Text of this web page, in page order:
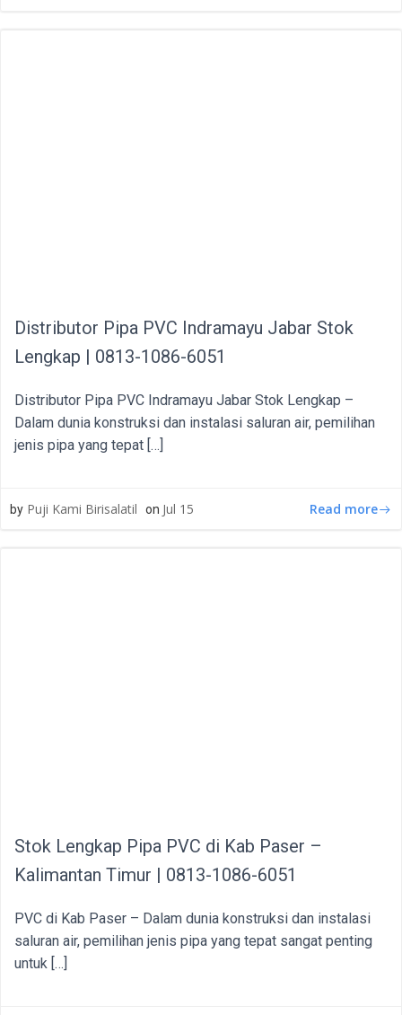
Distributor Pipa PVC Indramayu Jabar Stok
Lengkap | 0813-1086-6051
Distributor Pipa PVC Indramayu Jabar Stok Lengkap –
Dalam dunia konstruksi dan instalasi saluran air, pemilihan
jenis pipa yang tepat […]
by Puji Kami Birisalatil on Jul 15 Read more
Stok Lengkap Pipa PVC di Kab Paser –
Kalimantan Timur | 0813-1086-6051
PVC di Kab Paser – Dalam dunia konstruksi dan instalasi
saluran air, pemilihan jenis pipa yang tepat sangat penting
untuk […]